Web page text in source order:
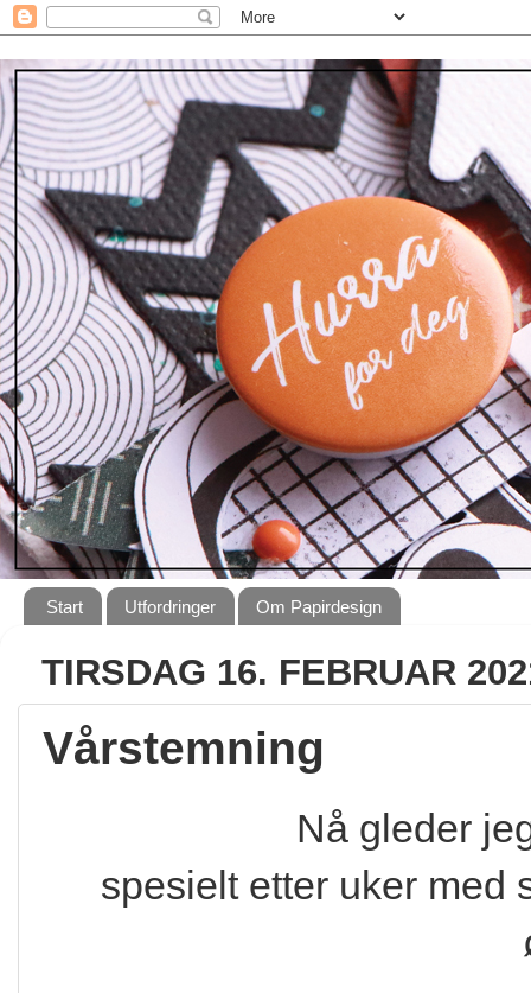
Start Utfordringer Om Papirdesign
TIRSDAG 16. FEBRUAR
Vårstemning
Nå gleder
spesielt etter uker med